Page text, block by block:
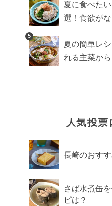
夏に食べた
選！食欲が
5
夏の簡単レ
れる主菜か
人気投票
長崎のおす
さば水煮缶
ピは？